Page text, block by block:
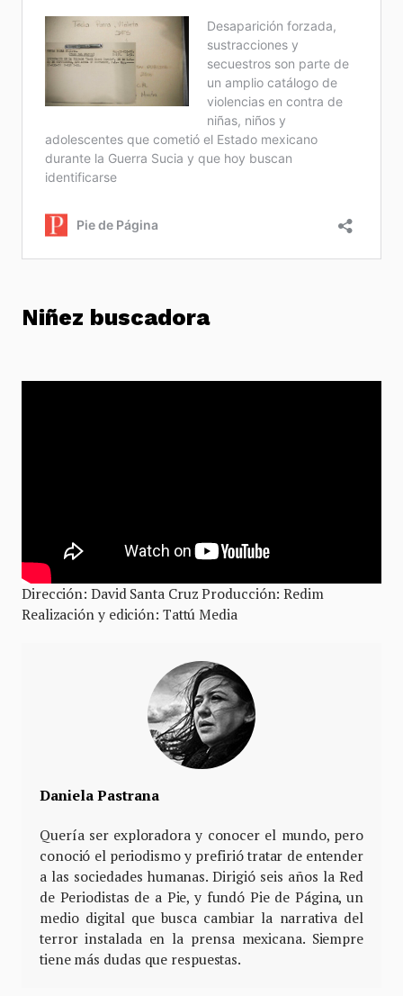
Niñez buscadora
Dirección: David Santa Cruz Producción: Redim
Realización y edición: Tattú Media
Daniela Pastrana
Quería ser exploradora y conocer el mundo, pero
conoció el periodismo y prefirió tratar de entender
a las sociedades humanas. Dirigió seis años la Red
de Periodistas de a Pie, y fundó Pie de Página, un
medio digital que busca cambiar la narrativa del
terror instalada en la prensa mexicana. Siempre
tiene más dudas que respuestas.